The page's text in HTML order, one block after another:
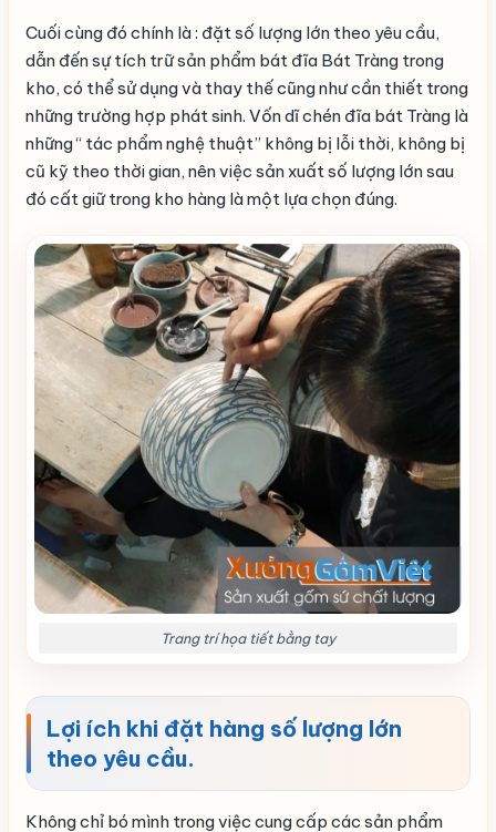
Cuối cùng đó chính là : đặt số lượng lớn theo yêu cầu,
dẫn đến sự tích trữ sản phẩm bát đĩa Bát Tràng trong
kho, có thể sử dụng và thay thế cũng như cần thiết trong
những trường hợp phát sinh. Vốn dĩ chén đĩa bát Tràng là
những “ tác phẩm nghệ thuật” không bị lỗi thời, không bị
cũ kỹ theo thời gian, nên việc sản xuất số lượng lớn sau
đó cất giữ trong kho hàng là một lựa chọn đúng.
Trang trí họa tiết bằng tay
Lợi ích khi đặt hàng số lượng lớn
theo yêu cầu.
Không chỉ bó mình trong việc cung cấp các sản phẩm